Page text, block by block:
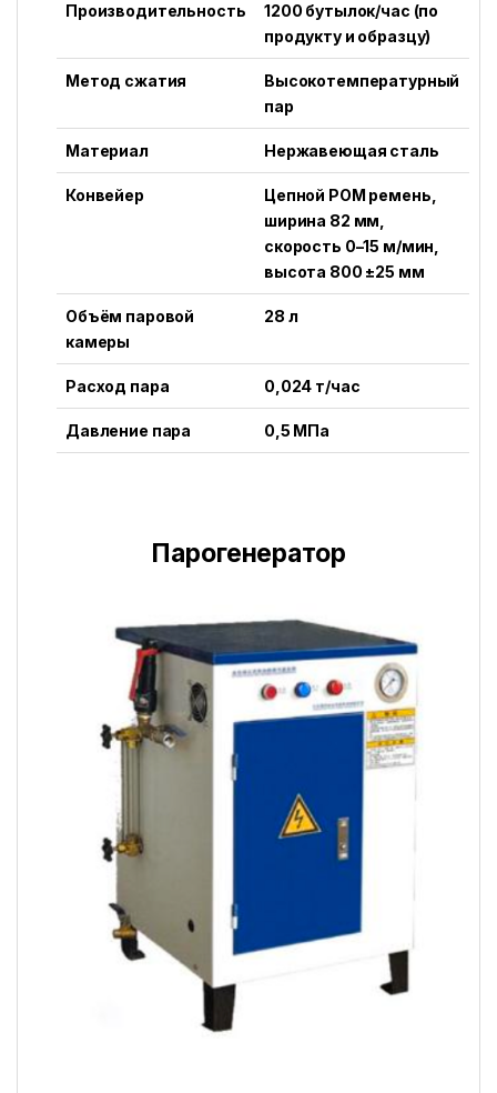
Производительность
1200 бутылок/час (по
продукту и образцу)
Метод сжатия
Высокотемпературный
пар
Материал Нержавеющая сталь
Конвейер
Цепной POM ремень,
ширина 82 мм,
скорость 0–15 м/мин,
высота 800 ±25 мм
Объём паровой
камеры
28 л
Расход пара 0,024 т/час
Давление пара 0,5 МПа
Парогенератор